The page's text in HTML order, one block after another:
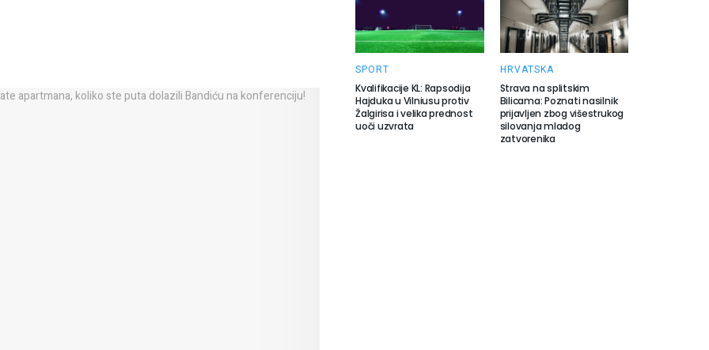
SPORT
Kvalifikacije KL: Rapsodija
Hajduka u Vilniusu protiv
Žalgirisa i velika prednost
uoči uzvrata
HRVATSKA
Strava na splitskim
Bilicama: Poznati nasilnik
prijavljen zbog višestrukog
silovanja mladog
zatvorenika